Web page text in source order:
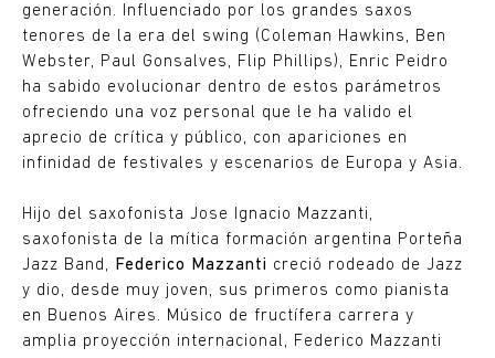
generación. Influenciado por los grandes saxos
tenores de la era del swing (Coleman Hawkins, Ben
Webster, Paul Gonsalves, Flip Phillips), Enric Peidro
ha sabido evolucionar dentro de estos parámetros
ofreciendo una voz personal que le ha valido el
aprecio de crítica y público, con apariciones en
infinidad de festivales y escenarios de Europa y Asia.
Hijo del saxofonista Jose Ignacio Mazzanti,
saxofonista de la mítica formación argentina Porteña
Jazz Band, Federico Mazzanti creció rodeado de Jazz
y dio, desde muy joven, sus primeros como pianista
en Buenos Aires. Músico de fructífera carrera y
amplia proyección internacional, Federico Mazzanti